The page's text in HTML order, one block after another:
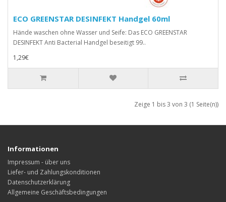
ECO GREENSTAR DESINFEKT Handgel 60ml
Hände waschen ohne Wasser und Seife: Das ECO GREENSTAR
DESINFEKT Anti Bacterial Handgel beseitigt 99..
1,29€
Zeige 1 bis 3 von 3 (1 Seite(n))
Informationen
Impressum - über uns
Liefer- und Zahlungskonditionen
Datenschutzerklärung
Allgemeine Geschäftsbedingungen